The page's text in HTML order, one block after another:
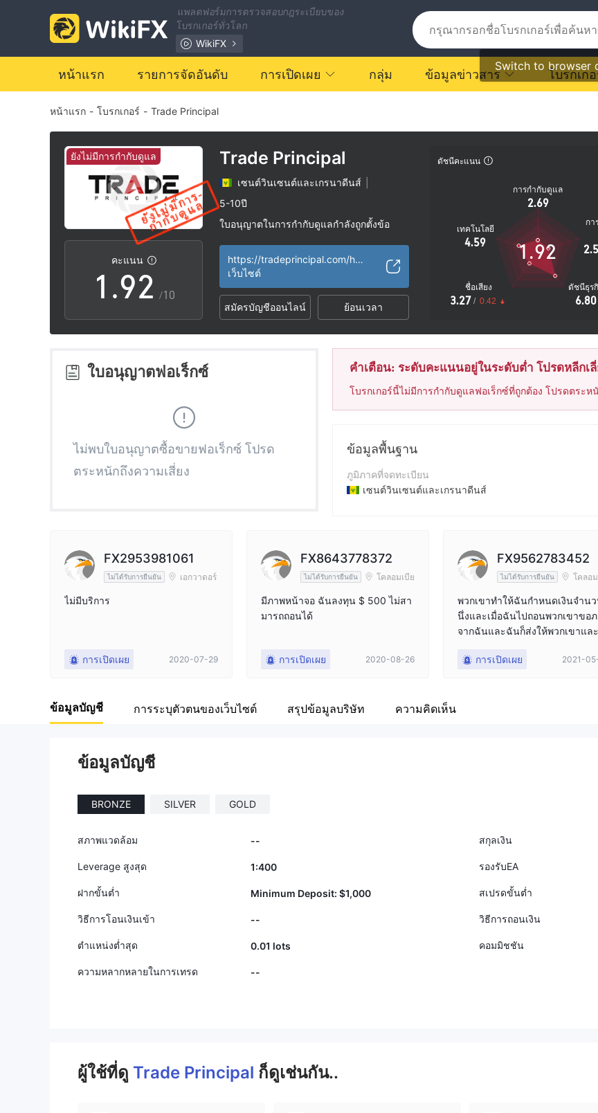
แพลตฟอร์มการตรวจสอบกฎระเบียบของ
โบรกเกอร์ทั่วโลก
WikiFX
Switch to browser
หน้าแรก รายการจัดอันดับ การเปิดเผย กลุ่ม ข้อมูลข่าวสาร โบรกเก
หน้าแรก - โบรกเกอร์ - Trade Principal
ยังไม่มีการกำกับดูแล
คะแนน
0
1
2
3
5
6
8
9
.
3
4
5
6
7
8
9
0
1
2
3
4
6
7
9
/10
Trade Principal
เซนต์วินเซนต์และเกรนาดีนส์
5-10ปี
ใบอนุญาตในการกำกับดูแลกำลังถูกตั้งข้อ
กลุ่มธุรกิจที่ต้องสงสัย
ระวังความเสี่ยงอันตรายที่อาจจะซ่อนอยู่
https://tradeprincipal.com/home.php?lang=en
เว็บไซต์
สมัครบัญชีออนไลน์ ย้อนเวลา
ดัชนีคะแนน
การกำกับดูแล
2.69
เทคโนโลยี
4.59
ชื่อเสียง
3.27 / 0.42
ดัชนีธุร
6.80
กา
1.92
คะแนนของ
ใบอนุญาตฟอเร็กซ์
ไม่พบใบอนุญาตซื้อขายฟอเร็กซ์ โปรด
ตระหนักถึงความเสี่ยง
คำเตือน: ระดับคะแนนอยู่ในระดับต่ำ โปรดหลีกเลี่
โบรกเกอร์นี้ไม่มีการกำกับดูแลฟอเร็กซ์ที่ถูกต้อง โปรดตระห
ข้อมูลพื้นฐาน
ภูมิภาคที่จดทะเบียน
เซนต์วินเซนต์และเกรนาดีนส์
ชื่อบริษัท
Trade Principal LTD
FX2953981061
ไม่ได้รับการยืนยัน เอกวาดอร์
ไม่มีบริการ
การเปิดเผย 2020-07-29
FX8643778372
ไม่ได้รับการยืนยัน โคลอมเบีย
มีภาพหน้าจอ ฉันลงทุน $ 500 ไม่สา
มารถถอนได้
การเปิดเผย 2020-08-26
FX9562783452
ไม่ได้รับการยืนยัน โคลอ
พวกเขาทำให้ฉันกำหนดเงินจำน
นึ่งและเมื่อฉันไปถอนพวกเขาขอ
จากฉันและฉันก็ส่งให้พวกเขาและ
การเปิดเผย
2021-
ข้อมูลบัญชี การระบุตัวตนของเว็บไซต์ สรุปข้อมูลบริษัท ความคิดเห็น
ข้อมูลบัญชี
BRONZE SILVER GOLD
สภาพแวดล้อม -- สกุลเงิน
Leverage สูงสุด 1:400 รองรับEA
ฝากขั้นต่ำ Minimum Deposit: $1,000 สเปรดขั้นต่ำ
วิธีการโอนเงินเข้า -- วิธีการถอนเงิน
ตำแหน่งต่ำสุด 0.01 lots คอมมิชชัน
ความหลากหลายในการเทรด --
ผู้ใช้ที่ดู Trade Principal ก็ดูเช่นกัน..